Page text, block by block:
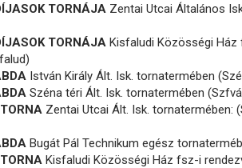
TORNÁJA Zentai Utcai Általános
TORNÁJA Kisfaludi Közösségi
István Király Ált. Isk. tornatermében
Széna téri Ált. Isk. tornatermében
Zentai Utcai Ált. Isk. tornatermében:
Bugát Pál Technikum egész
Kisfaludi Közösségi Ház fsz-i